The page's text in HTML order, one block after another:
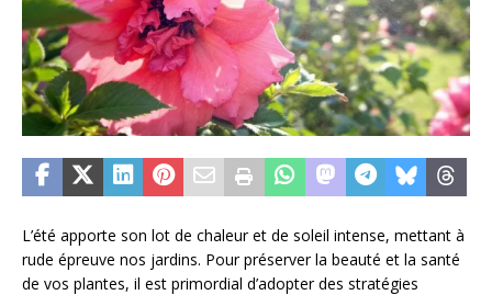
L’été apporte son lot de chaleur et de soleil intense, mettant à
rude épreuve nos jardins. Pour préserver la beauté et la santé
de vos plantes, il est primordial d’adopter des stratégies